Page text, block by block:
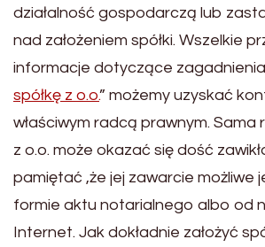
działalność gospodarczą lub
nad założeniem spółki. Wszelkie
informacje dotyczące zagadnienia
spółkę z o.o.” możemy uzyskać
właściwym radcą prawnym. Sama
z o.o. może okazać się dość
pamiętać ,że jej zawarcie możliwe
formie aktu notarialnego albo od
Internet. Jak dokładnie założyć